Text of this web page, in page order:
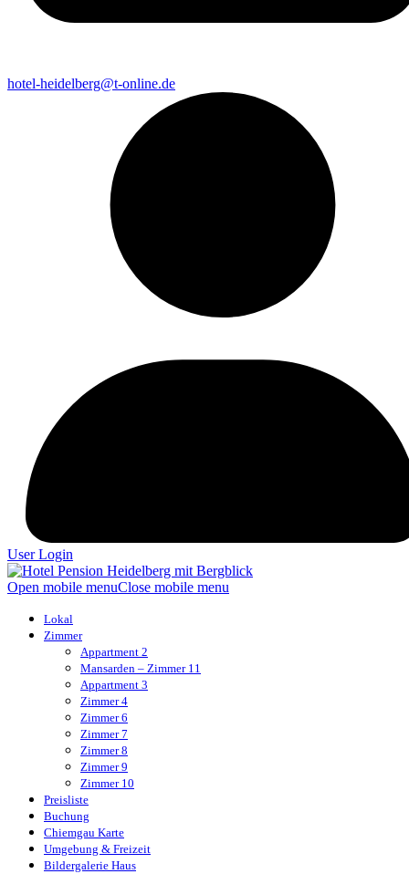
hotel-heidelberg@t-online.de
User Login
Open mobile menuClose mobile menu
Lokal
Zimmer
Appartment 2
Mansarden – Zimmer 11
Appartment 3
Zimmer 4
Zimmer 6
Zimmer 7
Zimmer 8
Zimmer 9
Zimmer 10
Preisliste
Buchung
Chiemgau Karte
Umgebung & Freizeit
Bildergalerie Haus